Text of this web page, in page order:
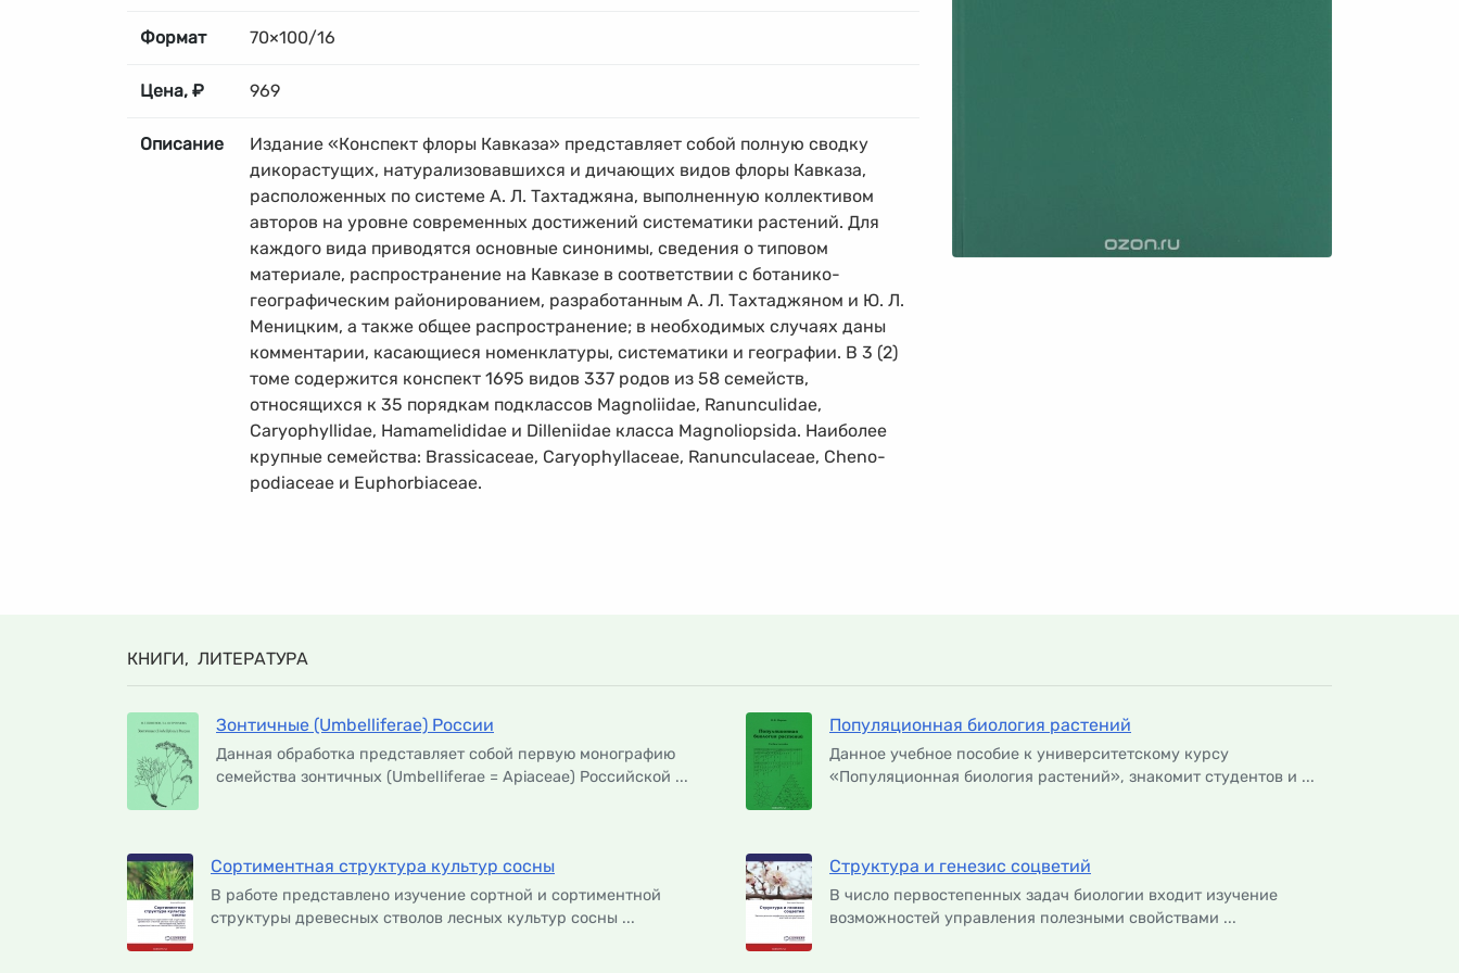
Формат 70×100/16
Цена, ₽ 969
Описание
Издание «Конспект флоры Кавказа» представляет собой полную сводку
дикорастущих, натурализовавшихся и дичающих видов флоры Кавказа,
расположенных по системе А. Л. Тахтаджяна, выполненную коллективом
авторов на уровне современных достижений систематики растений. Для
каждого вида приводятся основные синонимы, сведения о типовом
материале, распространение на Кавказе в соответствии с ботанико-
географическим районированием, разработанным А. Л. Тахтаджяном и Ю. Л.
Меницким, а также общее распространение; в необходимых случаях даны
комментарии, касающиеся номенклатуры, систематики и географии. В 3 (2)
томе содержится конспект 1695 видов 337 родов из 58 семейств,
относящихся к 35 порядкам подклассов Magnoliidae, Ranunculidae,
Caryophyllidae, Hamamelididae и Dilleniidae класса Magnoliopsida. Наиболее
крупные семейства: Brassicaceae, Caryophyllaceae, Ranunculaceae, Cheno-
podiaceae и Euphorbiaceae.
КНИГИ, ЛИТЕРАТУРА
Зонтичные (Umbelliferae) России
Данная обработка представляет собой первую монографию
семейства зонтичных (Umbelliferae = Apiaceae) Российской ...
Популяционная биология растений
Данное учебное пособие к университетскому курсу
«Популяционная биология растений», знакомит студентов и ...
Сортиментная структура культур сосны
В работе представлено изучение сортной и сортиментной
структуры древесных стволов лесных культур сосны ...
Структура и генезис соцветий
В число первостепенных задач биологии входит изучение
возможностей управления полезными свойствами ...